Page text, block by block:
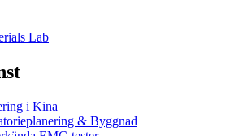
Lab
i Kina
& Byggnad